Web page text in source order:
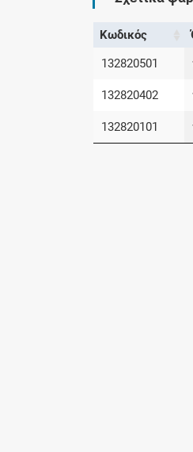
Κωδικός
132820501
132820402
132820101